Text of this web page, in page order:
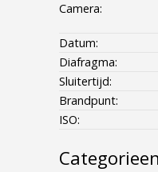
Camera:
Datum:
Diafragma:
Sluitertijd:
Brandpunt:
ISO:
Categorieen